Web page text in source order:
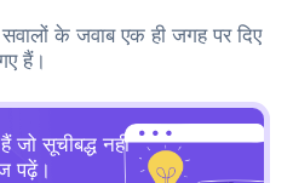
के जवाब एक ही जगह पर दिए
हैं।
सूचीबद्ध नहीं
पढ़ें।